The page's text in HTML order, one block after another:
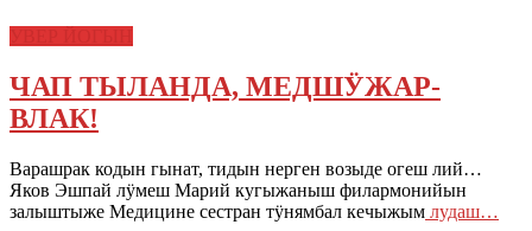
ЧАП ТЫЛАНДА, МЕДШӰЖАР-
ВЛАК!
Варашрак кодын гынат, тидын нерген возыде огеш лий…
Яков Эшпай лӱмеш Марий кугыжаныш филармонийын
залыштыже Медицине сестран тӱнямбал кечыжым лудаш…